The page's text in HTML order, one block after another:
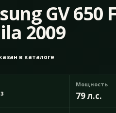
GV 650
2009
в каталоге
Мощность
79 л.с.